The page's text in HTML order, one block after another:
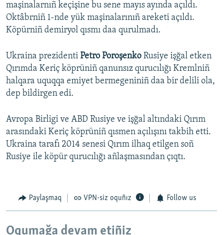
maşinalarnıñ keçişine bu sene mayıs ayında açıldı.
Oktâbrniñ 1-nde yük maşinalarınıñ areketi açıldı.
Köpürniñ demiryol qısmı daa qurulmadı.
Ukraina prezidenti Petro Poroşenko Rusiye işğal etken
Qırımda Keriç köprüniñ qanunsız qurucılığı Kremlniñ
halqara uquqqa emiyet bermegeniniñ daa bir delili ola,
dep bildirgen edi.
Avropa Birligi ve ABD Rusiye ve işğal altındaki Qırım
arasındaki Keriç köprüniñ qısmen açılışını takbih etti.
Ukraina tarafı 2014 senesi Qırım ilhaq etilgen soñ
Rusiye ile köpür qurucılığı añlaşmasından çıqtı.
Paylaşmaq VPN-siz oquñız Follow us
Oqumağa devam etiñiz